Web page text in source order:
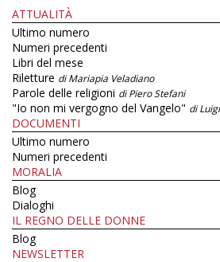
ATTUALITÀ
Ultimo numero
Numeri precedenti
Libri del mese
Riletture di Mariapia Veladiano
Parole delle religioni di Piero Stefani
"Io non mi vergogno del Vangelo" di
DOCUMENTI
Ultimo numero
Numeri precedenti
MORALIA
Blog
Dialoghi
IL REGNO DELLE DONNE
Blog
NEWSLETTER